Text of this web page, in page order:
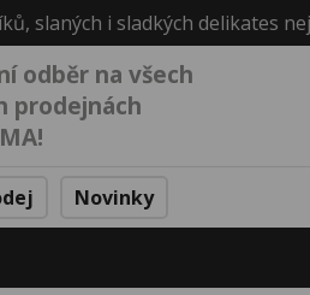
slaných i sladkých delikates
odběr na všech
prodejnách
Novinky